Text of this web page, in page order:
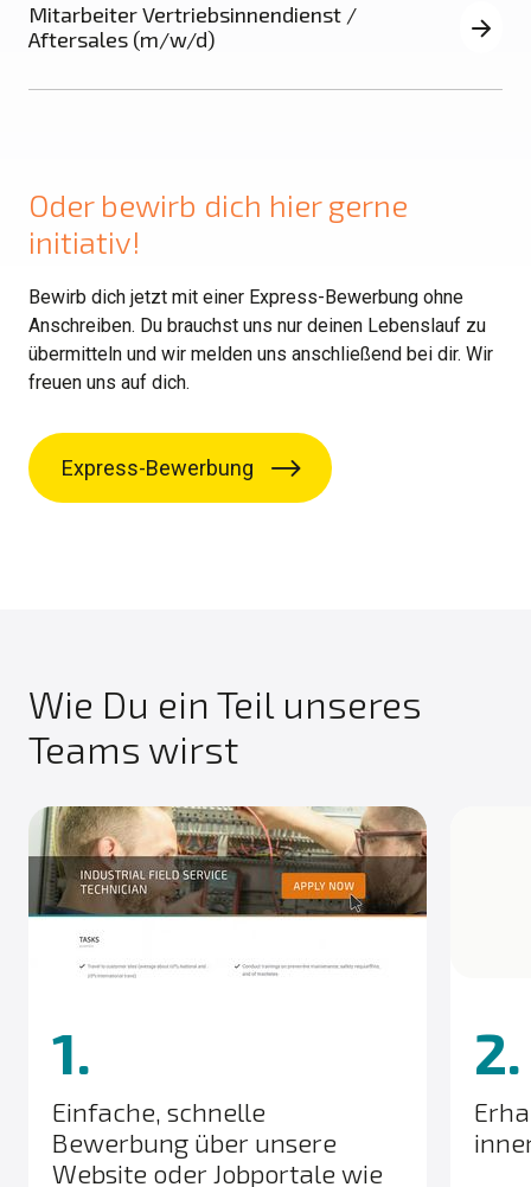
Mitarbeiter Vertriebsinnendienst /
Aftersales (m/w/d)
Oder bewirb dich hier gerne
initiativ!
Bewirb dich jetzt mit einer Express-Bewerbung ohne
Anschreiben. Du brauchst uns nur deinen Lebenslauf zu
übermitteln und wir melden uns anschließend bei dir. Wir
freuen uns auf dich.
Express-Bewerbung
Wie Du ein Teil unseres
Teams wirst
1.
Einfache, schnelle
Bewerbung über unsere
Website oder Jobportale wie
2.